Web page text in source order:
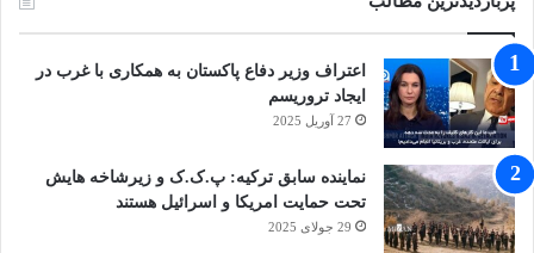
اعتراف وزیر دفاع پاکستان به همکاری با غرب در
ایجاد تروریسم
27 آوریل 2025
نماینده سابق ترکیه: پ.ک.ک و زیرشاخه هایش
تحت حمایت امریکا و اسرائیل هستند
29 جولای 2025